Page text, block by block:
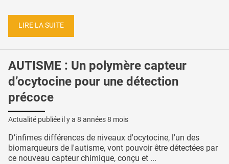
LIRE LA SUITE
AUTISME : Un polymère capteur
d’ocytocine pour une détection
précoce
Actualité publiée il y a 8 années 8 mois
D’infimes différences de niveaux d'ocytocine, l'un des
biomarqueurs de l'autisme, vont pouvoir être détectées par
ce nouveau capteur chimique, conçu et ...